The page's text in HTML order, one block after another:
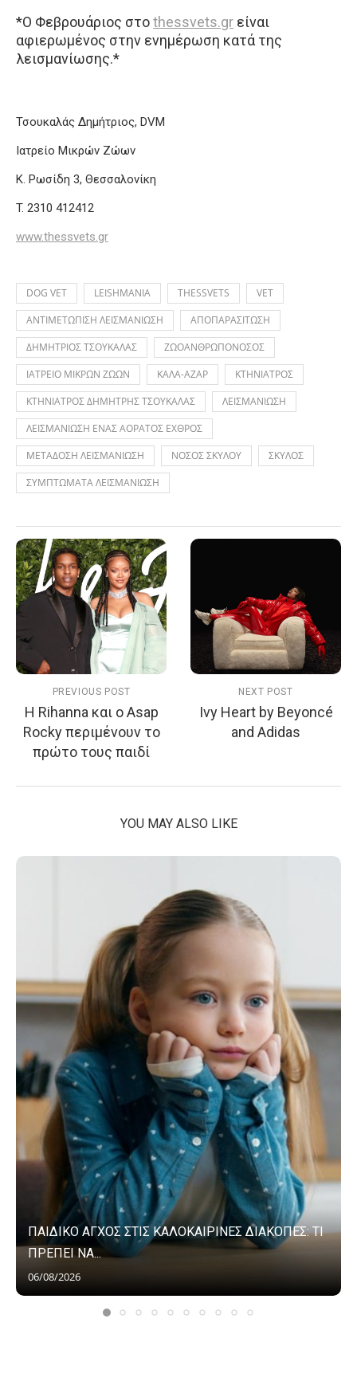
*Ο Φεβρουάριος στοthessvets.gr είναι
αφιερωμένος στην ενημέρωση κατά της
λεισμανίωσης.*
Τσουκαλάς Δημήτριος, DVM
Ιατρείο Μικρών Ζώων
Κ. Ρωσίδη 3, Θεσσαλονίκη
T. 2310 412412
www.thessvets.gr
DOG VET LEISHMANIA THESSVETS
VET
ΑΝΤΙΜΕΤΩΠΙΣΗ ΛΕΙΣΜΑΝΙΩΣΗ
ΑΠΟΠΑΡΑΣΙΤΩΣΗ
ΔΗΜΗΤΡΙΟΣ ΤΣΟΥΚΑΛΑΣ
ΖΩΟΑΝΘΡΩΠΟΝΟΣΟΣ
ΙΑΤΡΕΙΟ ΜΙΚΡΩΝ ΖΩΩΝ
ΚΑΛΑ-ΑΖΑΡ
ΚΤΗΝΙΑΤΡΟΣ
ΚΤΗΝΙΑΤΡΟΣ ΔΗΜΗΤΡΗΣ ΤΣΟΥΚΑΛΑΣ
ΛΕΙΣΜΑΝΙΩΣΗ
ΛΕΙΣΜΑΝΙΩΣΗ ΕΝΑΣ ΑΟΡΑΤΟΣ ΕΧΘΡΟΣ
ΜΕΤΑΔΟΣΗ ΛΕΙΣΜΑΝΙΩΣΗ
ΝΟΣΟΣ ΣΚΥΛΟΥ
ΣΚΥΛΟΣ
ΣΥΜΠΤΩΜΑΤΑ ΛΕΙΣΜΑΝΙΩΣΗ
PREVIOUS POST
Η Rihanna και ο Asap
Rocky περιμένουν το
πρώτο τους παιδί
NEXT POST
Ivy Heart by Beyoncé
and Adidas
YOU MAY ALSO LIKE
ΠΑΙΔΙΚΟ ΑΓΧΟΣ ΣΤΙΣ ΚΑΛΟΚΑΙΡΙΝΕΣ ΔΙΑΚΟΠΕΣ: ΤΙ
ΠΡΕΠΕΙ ΝΑ...
06/08/2026